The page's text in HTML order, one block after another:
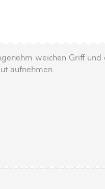
weichen Griff
aufnehmen.